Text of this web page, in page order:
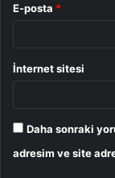
E-posta *
İnternet sitesi
Daha sonraki
adresim ve site